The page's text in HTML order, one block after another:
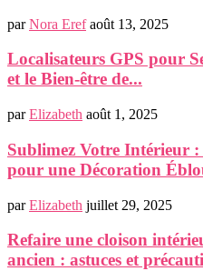
parNora Eref août 13, 2025
Localisateurs GPS pour
et le Bien-être de...
parElizabeth août 1, 2025
Sublimez Votre Intérieur :
pour une Décoration
parElizabeth juillet 29, 2025
Refaire une cloison
ancien : astuces et